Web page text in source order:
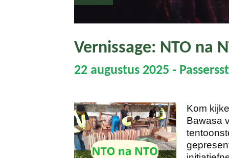
Vernissage: NTO na
22 augustus 2025 -
Kom
Bawasa